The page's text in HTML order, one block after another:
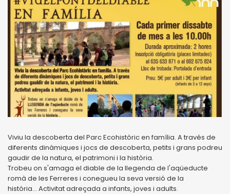
Viviu la descoberta del Parc Ecohistòric en família. A través de
diferents dinàmiques i jocs de descoberta, petits i grans podreu
gaudir de la natura, el patrimoni i la història.
Trobeu on s'amaga el diable de la llegenda de l'aqüeducte
romà de les Ferreres i conegueu la seva versió de la
història... Activitat adreçada a infants, joves i adults.